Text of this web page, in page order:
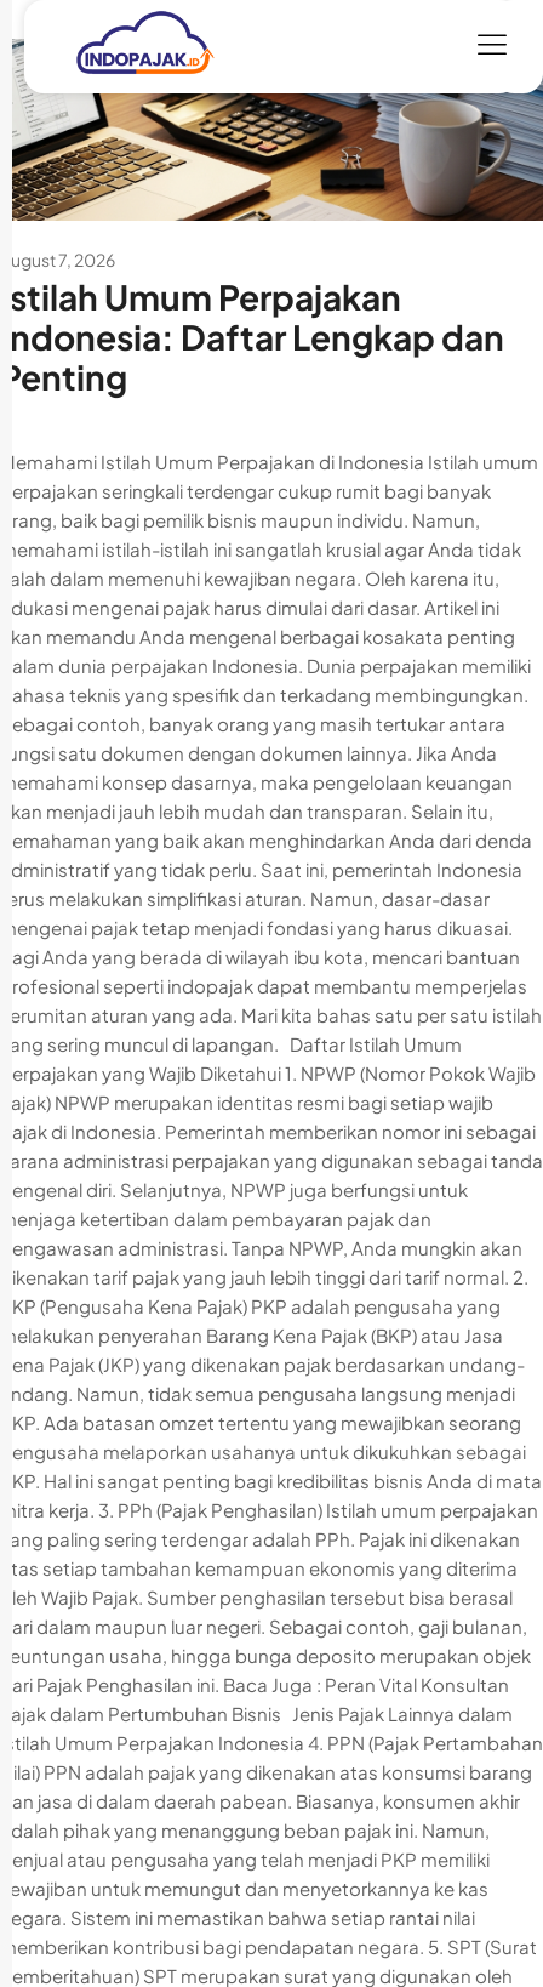
August 7, 2026
Istilah Umum Perpajakan
Indonesia: Daftar Lengkap dan
Penting
Memahami Istilah Umum Perpajakan di Indonesia Istilah umum
perpajakan seringkali terdengar cukup rumit bagi banyak
orang, baik bagi pemilik bisnis maupun individu. Namun,
memahami istilah-istilah ini sangatlah krusial agar Anda tidak
salah dalam memenuhi kewajiban negara. Oleh karena itu,
edukasi mengenai pajak harus dimulai dari dasar. Artikel ini
akan memandu Anda mengenal berbagai kosakata penting
dalam dunia perpajakan Indonesia. Dunia perpajakan memiliki
bahasa teknis yang spesifik dan terkadang membingungkan.
Sebagai contoh, banyak orang yang masih tertukar antara
fungsi satu dokumen dengan dokumen lainnya. Jika Anda
memahami konsep dasarnya, maka pengelolaan keuangan
akan menjadi jauh lebih mudah dan transparan. Selain itu,
pemahaman yang baik akan menghindarkan Anda dari denda
administratif yang tidak perlu. Saat ini, pemerintah Indonesia
terus melakukan simplifikasi aturan. Namun, dasar-dasar
mengenai pajak tetap menjadi fondasi yang harus dikuasai.
Bagi Anda yang berada di wilayah ibu kota, mencari bantuan
profesional seperti indopajak dapat membantu memperjelas
kerumitan aturan yang ada. Mari kita bahas satu per satu istilah
yang sering muncul di lapangan. Daftar Istilah Umum
Perpajakan yang Wajib Diketahui 1. NPWP (Nomor Pokok Wajib
Pajak) NPWP merupakan identitas resmi bagi setiap wajib
pajak di Indonesia. Pemerintah memberikan nomor ini sebagai
sarana administrasi perpajakan yang digunakan sebagai tanda
pengenal diri. Selanjutnya, NPWP juga berfungsi untuk
menjaga ketertiban dalam pembayaran pajak dan
pengawasan administrasi. Tanpa NPWP, Anda mungkin akan
dikenakan tarif pajak yang jauh lebih tinggi dari tarif normal. 2.
PKP (Pengusaha Kena Pajak) PKP adalah pengusaha yang
melakukan penyerahan Barang Kena Pajak (BKP) atau Jasa
Kena Pajak (JKP) yang dikenakan pajak berdasarkan undang-
undang. Namun, tidak semua pengusaha langsung menjadi
PKP. Ada batasan omzet tertentu yang mewajibkan seorang
pengusaha melaporkan usahanya untuk dikukuhkan sebagai
PKP. Hal ini sangat penting bagi kredibilitas bisnis Anda di mata
mitra kerja. 3. PPh (Pajak Penghasilan) Istilah umum perpajakan
yang paling sering terdengar adalah PPh. Pajak ini dikenakan
atas setiap tambahan kemampuan ekonomis yang diterima
oleh Wajib Pajak. Sumber penghasilan tersebut bisa berasal
dari dalam maupun luar negeri. Sebagai contoh, gaji bulanan,
keuntungan usaha, hingga bunga deposito merupakan objek
dari Pajak Penghasilan ini. Baca Juga : Peran Vital Konsultan
Pajak dalam Pertumbuhan Bisnis Jenis Pajak Lainnya dalam
Istilah Umum Perpajakan Indonesia 4. PPN (Pajak Pertambahan
Nilai) PPN adalah pajak yang dikenakan atas konsumsi barang
dan jasa di dalam daerah pabean. Biasanya, konsumen akhir
adalah pihak yang menanggung beban pajak ini. Namun,
penjual atau pengusaha yang telah menjadi PKP memiliki
kewajiban untuk memungut dan menyetorkannya ke kas
negara. Sistem ini memastikan bahwa setiap rantai nilai
memberikan kontribusi bagi pendapatan negara. 5. SPT (Surat
Pemberitahuan) SPT merupakan surat yang digunakan oleh